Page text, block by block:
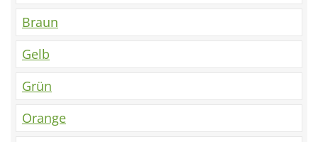
Braun
Gelb
Grün
Orange